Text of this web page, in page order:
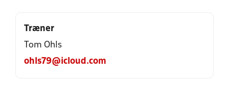
Træner
Tom Ohls
ohls79@icloud.com